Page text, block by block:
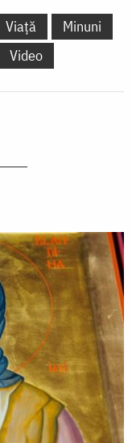
Viață
Minuni
Video